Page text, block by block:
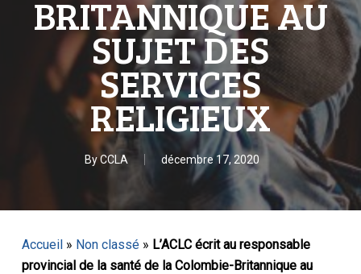
BRITANNIQUE AU
SUJET DES
SERVICES
RELIGIEUX
ByCCLA décembre 17, 2020
Accueil» Non classé» L’ACLC écrit au responsable
provincial de la santé de la Colombie-Britannique au